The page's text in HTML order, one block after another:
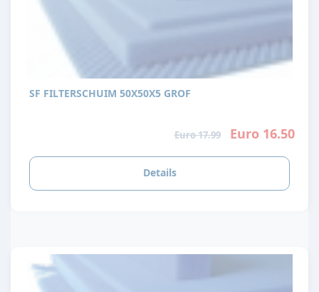
SF FILTERSCHUIM 50X50X5 GROF
Euro 17.99 Euro 16.50
Details